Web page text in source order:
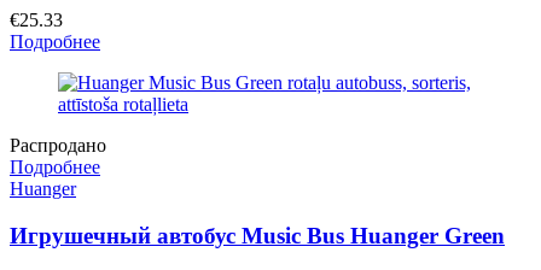
€25.33
Подробнее
Распродано
Подробнее
Huanger
Игрушечный автобус Music Bus Huanger Green